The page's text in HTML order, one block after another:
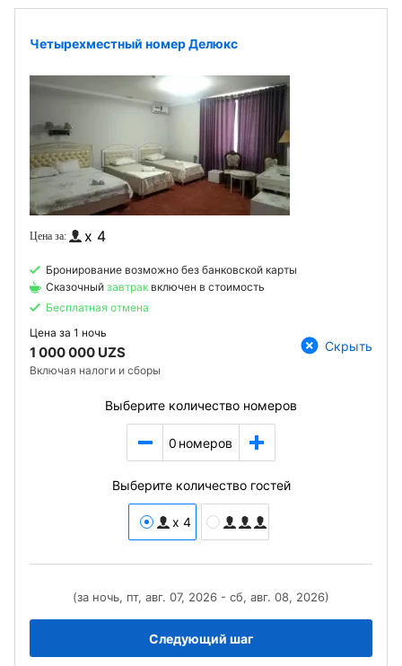
Четырехместный номер Делюкс
x 4
Бронирование возможно без банковской карты
Сказочный завтрак включен в стоимость
Бесплатная отмена
Цена за 1 ночь
1 000 000 UZS
Включая налоги и сборы
Скрыть
Выберите количество номеров
0 номеров
Выберите количество гостей
x 4
(за ночь, пт, авг. 07, 2026 - сб, авг. 08, 2026)
Следующий шаг